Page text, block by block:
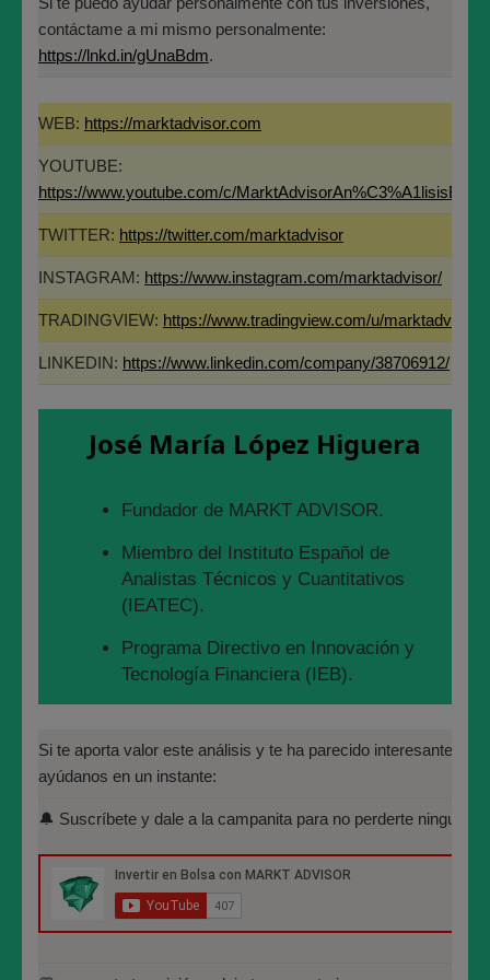
– Mañana y pasado 7 y 8 de Diciembre hay Bolsa, de
puente, con algo menos de negocio por las fiestas, pero
– Restan18 días de Mercado español este año.
– Aunque los días 24 y 31 de Diciembre suele estar el
Mercado abierto media sesión, sólo hasta las 12,30-
13,00h.
Feliz final del año para tod@s !!! Sed muy felices estas
fiestas !!!
#bolsademadrid #bolsa
#assetallocation #assets #wealth
#marktadvisor
José María López Higuera
Miembro del Instituto Español de Analistas
Técnicos y Cuantitativos (IEATEC).
contáctame a mi mismo personalmente:
https://lnkd.in/gUnaBdm.
WEB: https://marktadvisor.com
YOUTUBE:
https://www.youtube.com/c/
TWITTER: https://twitter.com/marktadvisor
INSTAGRAM: https://www.instagram.com/marktadvisor/
TRADINGVIEW: https://www.tradingview.com/u/marktadvisor/
LINKEDIN: https://www.linkedin.com/company/38706912/
José María López Higuera
Fundador de MARKT ADVISOR.
Miembro del Instituto Español de
Analistas Técnicos y Cuantitativos
(IEATEC).
Programa Directivo en Innovación y
Tecnología Financiera (IEB).
Financieros (IEB): Autorizado por la
CNMV para el asesoramiento financiero
https://www.cnmv.es/portal/Titulos-
Especialista en Análisis Técnico y
Cuantitativo (IEB).
Si te aporta valor este análisis y te ha parecido interesante, por
ayúdanos en un instante:
🔔 Suscríbete y dale a la campanita para no perderte ninguno